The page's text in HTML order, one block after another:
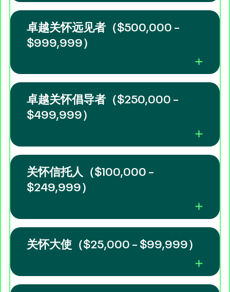
卓越关怀远见者（$500,000 –
$999,999）
卓越关怀倡导者（$250,000 –
$499,999）
关怀信托人（$100,000 –
$249,999）
关怀大使（$25,000 – $99,999）